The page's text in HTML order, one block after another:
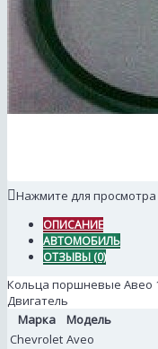
Нажмите для просмотра
ОПИСАНИЕ
АВТОМОБИЛЬ
ОТЗЫВЫ (0)
Кольца поршневые Авео
Двигатель
Марка
Модель
Chevrolet Aveo